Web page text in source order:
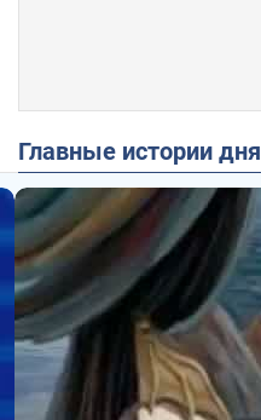
Главные истории дня